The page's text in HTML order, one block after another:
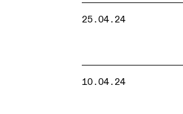
25.04.24
10.04.24